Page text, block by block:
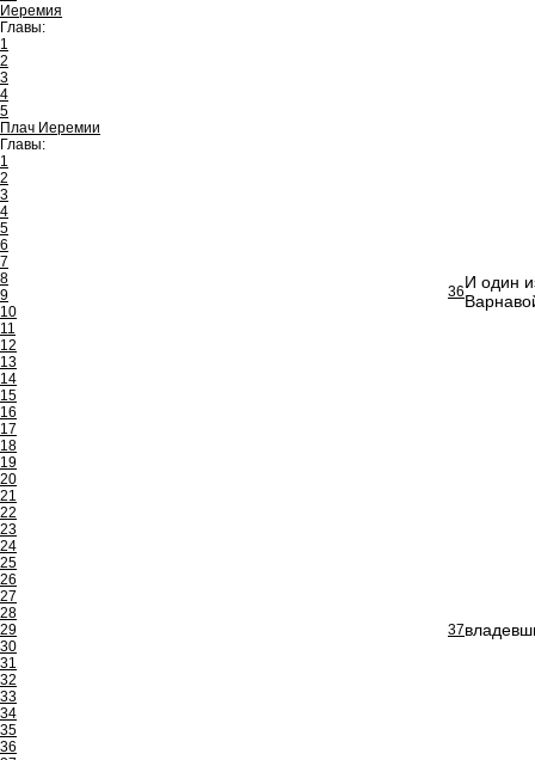
Иеремия
Главы:
1
2
3
4
5
Плач Иеремии
Главы:
1
2
3
4
5
6
7
8
9
10
11
12
13
14
15
16
17
18
19
20
21
22
23
24
25
26
27
28
29
30
31
32
33
34
35
36
36И один
37